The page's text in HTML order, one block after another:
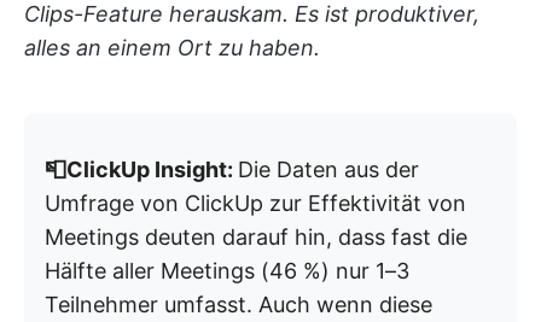
Clips-Feature herauskam. Es ist produktiver,
alles an einem Ort zu haben.
📮ClickUp Insight: Die Daten aus der
Umfrage von ClickUp zur Effektivität von
Meetings deuten darauf hin, dass fast die
Hälfte aller Meetings (46 %) nur 1–3
Teilnehmer umfasst. Auch wenn diese